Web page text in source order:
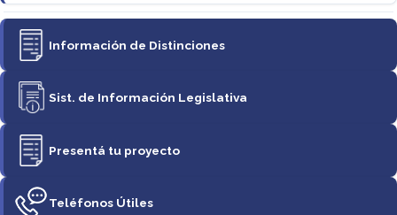
Información de Distinciones
Sist. de Información Legislativa
Presentá tu proyecto
Teléfonos Útiles